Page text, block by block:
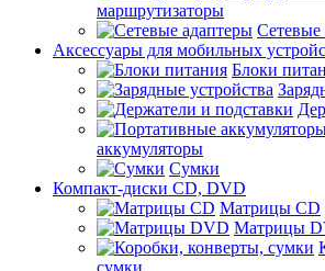
маршрутизаторы
Сетевые
Аксессуары для мобильных
Блоки
аккумуляторы
Сумки
Компакт-диски CD, DVD
Матрицы CD
Матрицы
сумки